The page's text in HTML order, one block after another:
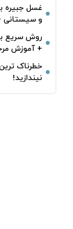
غسل جبیره
و سیستانی
روش سریع
+ آموزش
خطرناک‌
نیندازید!